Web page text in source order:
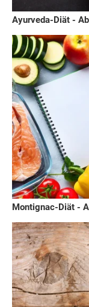
Ayurveda-Diät -
Montignac-Diät -